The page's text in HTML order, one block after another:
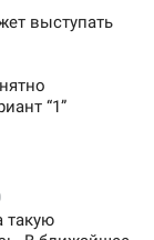
выступать
“1”
такую